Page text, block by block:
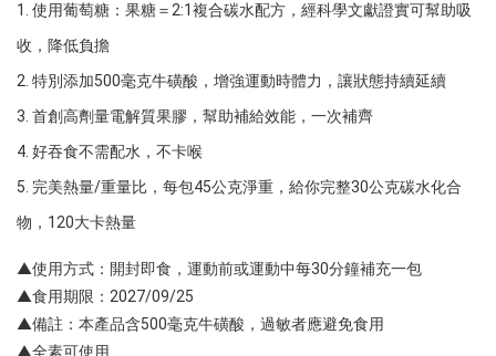
1. 使用葡萄糖：果糖＝2:1複合碳水配方，經科學文獻證實可幫助吸
收，降低負擔
2. 特別添加500毫克牛磺酸，增強運動時體力，讓狀態持續延續
3. 首創高劑量電解質果膠，幫助補給效能，一次補齊
4. 好吞食不需配水，不卡喉
5. 完美熱量/重量比，每包45公克淨重，給你完整30公克碳水化合
物，120大卡熱量
▲使用方式：開封即食，運動前或運動中每30分鐘補充一包
▲食用期限：2027/09/25
▲備註：本產品含500毫克牛磺酸，過敏者應避免食用
▲全素可使用